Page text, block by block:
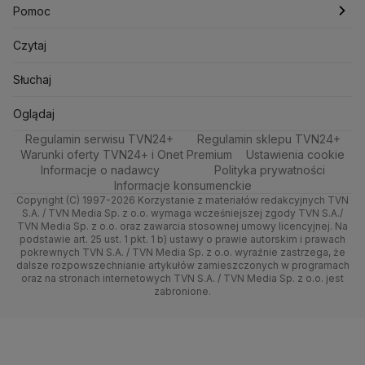
Mark Zuckerberg
Ministerstwo Aktywów Państwowych
Ministerstwo Infrastruktury
Ministerstwo Rolnictwa
Ministerstwo Rozwoju i Technologii
Ministerstwo Sportu i Turystyki
Ministerstwo Cyfryzacji
Ministerstwo Edukacji Narodowej
Ministerstwo Finansów
Ministerstwo Klimatu i Środowiska
Ministerstwo Nauki i Szkolnictwa Wyższego
Ministerstwo Sprawiedliwości
Ministerstwo Rodziny, Pracy i Polityki Społecznej
Technologia
Kultura i styl
Quizy
Trójmiasto
Wrocław
Kielce
Kujawsko-pomorskie
Lublin
Lubuskie
Olsztyn
Opole
Rzeszów
Rynki
Dla firm
Handel
Ze świata
Tech
Moto
Dla seniora
Turystyka
Pogoda na weekend
Najnowsze
Polska
Prognoza
Świat
Nauka
Ciekawostki
Podróże
Smog
Kolarstwo
Skoki Narciarskie
Sporty zimowe
Lekkoatletyka
Siatkówka
Polska
Świat
Polityka
Zdrowie
Tech
Nauka
Rozrywka
Najnowsze
Gorące Tematy
Wyślij zgłoszenie
Pomoc
Centrum pomocy
Test zgodności
Oglądaj na TV
Zrealizuj voucher
Czytaj
Słuchaj
Oglądaj
Regulamin serwisu TVN24+
Regulamin sklepu TVN24+
Warunki oferty TVN24+ i Onet Premium
Ustawienia cookie
Informacje o nadawcy
Polityka prywatności
Informacje konsumenckie
Copyright (C) 1997-2026 Korzystanie z materiałów redakcyjnych TVN
S.A. / TVN Media Sp. z o.o. wymaga wcześniejszej zgody TVN S.A./
TVN Media Sp. z o.o. oraz zawarcia stosownej umowy licencyjnej. Na
podstawie art. 25 ust. 1 pkt. 1 b) ustawy o prawie autorskim i prawach
pokrewnych TVN S.A. / TVN Media Sp. z o.o. wyraźnie zastrzega, że
dalsze rozpowszechnianie artykułów zamieszczonych w programach
oraz na stronach internetowych TVN S.A. / TVN Media Sp. z o.o. jest
zabronione.